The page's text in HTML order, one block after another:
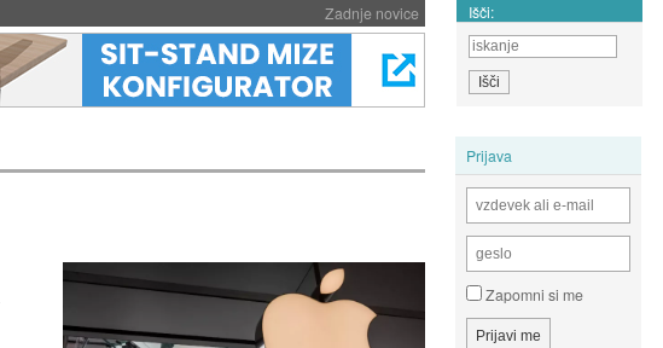
Zadnje novice Išči:
Prijava
Zapomni si me